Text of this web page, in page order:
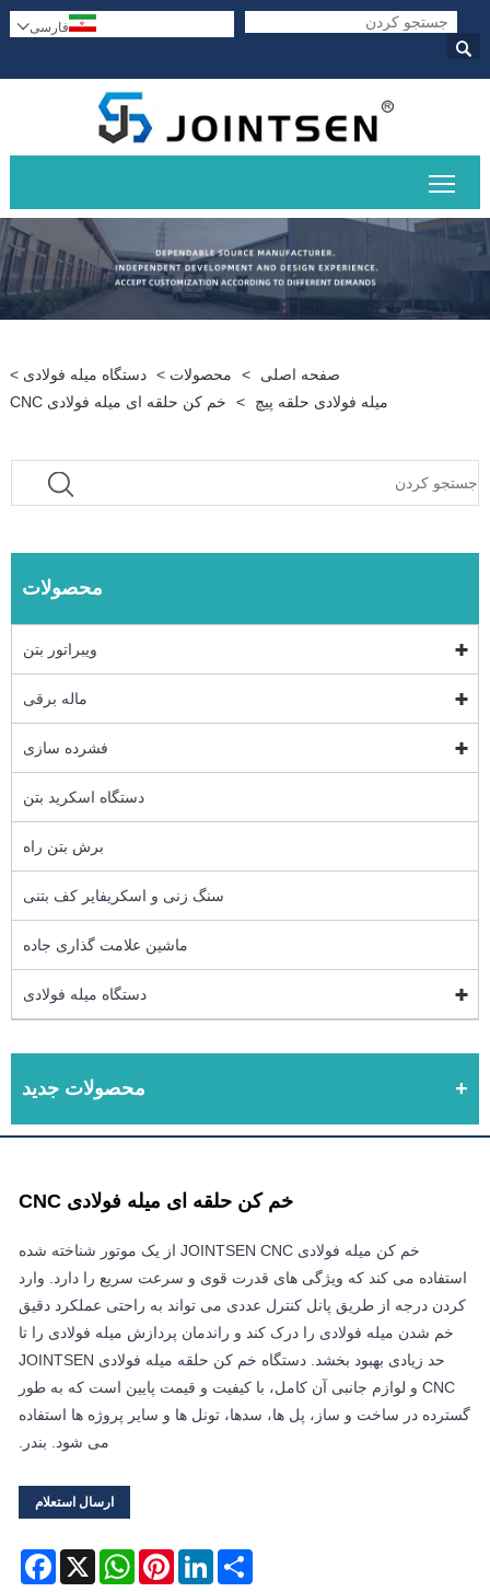

فارسی
صفحه اصلی > محصولات > دستگاه میله فولادی >
میله فولادی حلقه پیچ
> خم کن حلقه ای میله فولادی CNC
محصولات
ویبراتور بتن
ماله برقی
فشرده سازی
دستگاه اسکرید بتن
برش بتن راه
سنگ زنی و اسکریفایر کف بتنی
ماشین علامت گذاری جاده
دستگاه میله فولادی
محصولات جدید
خم کن حلقه ای میله فولادی CNC
خم کن میله فولادی JOINTSEN CNC از یک موتور شناخته شده
استفاده می کند که ویژگی های قدرت قوی و سرعت سریع را دارد. وارد
کردن درجه از طریق پانل کنترل عددی می تواند به راحتی عملکرد دقیق
خم شدن میله فولادی را درک کند و راندمان پردازش میله فولادی را تا
حد زیادی بهبود بخشد. دستگاه خم کن حلقه میله فولادی JOINTSEN
CNC و لوازم جانبی آن کامل، با کیفیت و قیمت پایین است که به طور
گسترده در ساخت و ساز، پل ها، سدها، تونل ها و سایر پروژه ها استفاده
می شود. بندر.
ارسال استعلام
X
WhatsAppPinterestLinkedInShare